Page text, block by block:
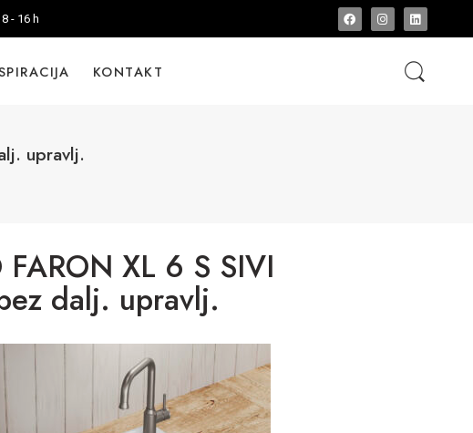
- 16 h
KONTAKT
upravlj.
XL 6 S SIVI
dalj. upravlj.